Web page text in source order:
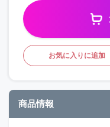
お気に入りに追加
商品情報